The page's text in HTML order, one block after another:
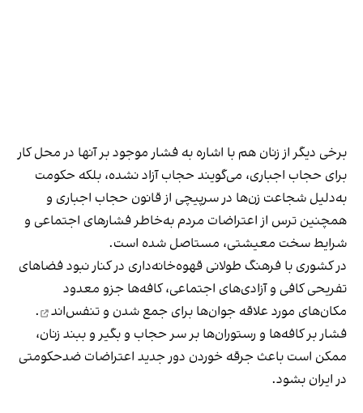
برخی دیگر از زنان هم با اشاره به فشار موجود بر آنها در محل کار
برای حجاب اجباری، می‌گویند حجاب آزاد نشده، بلکه حکومت
به‌دلیل شجاعت زن‌ها در سرپیچی از قانون حجاب اجباری و
همچنین ترس از اعتراضات مردم به‌خاطر فشارهای اجتماعی و
شرایط سخت معیشتی، مستاصل شده است.
در کشوری با فرهنگ طولانی قهوه‌‌خانه‌داری در کنار نبود فضاهای
تفریحی کافی و آزادی‌های اجتماعی، کافه‌ها جزو معدود
مکان‌های مورد علاقه جوان‌ها برای جمع شدن و تنفس‌اند
.
فشار بر کافه‌ها و رستوران‌ها بر سر حجاب و بگیر و ببند زنان،
ممکن است باعث جرقه خوردن دور جدید اعتراضات ضدحکومتی
در ایران بشود.